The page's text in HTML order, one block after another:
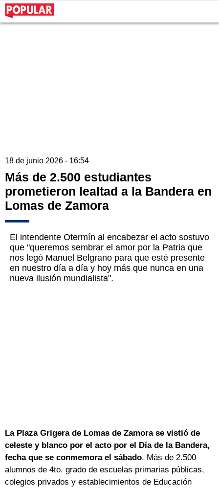
18 de junio 2026 - 16:54
Más de 2.500 estudiantes
prometieron lealtad a la Bandera en
Lomas de Zamora
El intendente Otermín al encabezar el acto sostuvo
que "queremos sembrar el amor por la Patria que
nos legó Manuel Belgrano para que esté presente
en nuestro día a día y hoy más que nunca en una
nueva ilusión mundialista".
La Plaza Grigera de Lomas de Zamora se vistió de
celeste y blanco por el acto por el Día de la Bandera,
fecha que se conmemora el sábado. Más de 2.500
alumnos de 4to. grado de escuelas primarias públicas,
colegios privados y establecimientos de Educación